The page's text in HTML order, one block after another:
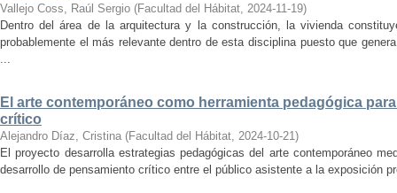
Vallejo Coss, Raúl Sergio (Facultad del Hábitat, 2024-11-19)
Dentro del área de la arquitectura y la construcción, la vivienda
probablemente el más relevante dentro de esta disciplina puesto que
...
El arte contemporáneo como herramienta pedagógica
crítico
Alejandro Díaz, Cristina (Facultad del Hábitat, 2024-10-21)
El proyecto desarrolla estrategias pedagógicas del arte contemporáneo
desarrollo de pensamiento crítico entre el público asistente a la exposición